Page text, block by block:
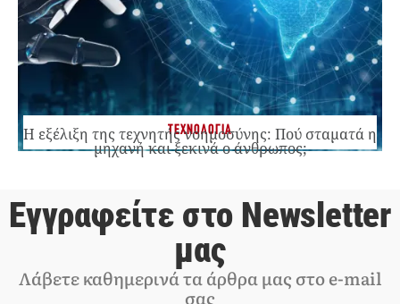
ΤΕΧΝΟΛΟΓΙΑ
Η εξέλιξη της τεχνητής νοημοσύνης: Πού σταματά η
μηχανή και ξεκινά ο άνθρωπος;
Εγγραφείτε στο Newsletter
μας
Λάβετε καθημερινά τα άρθρα μας στο e-mail
σας